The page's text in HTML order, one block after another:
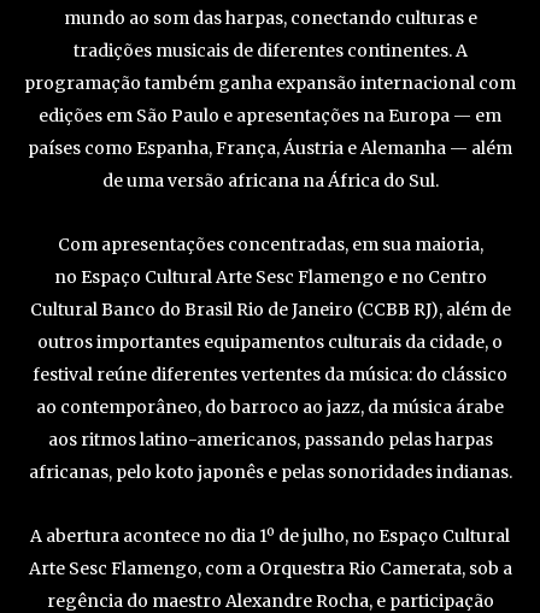
mundo ao som das harpas, conectando culturas e
tradições musicais de diferentes continentes. A
programação também ganha expansão internacional com
edições em São Paulo e apresentações na Europa — em
países como Espanha, França, Áustria e Alemanha — além
de uma versão africana na África do Sul.
Com apresentações concentradas, em sua maioria,
no Espaço Cultural Arte Sesc Flamengo e no Centro
Cultural Banco do Brasil Rio de Janeiro (CCBB RJ), além de
outros importantes equipamentos culturais da cidade, o
festival reúne diferentes vertentes da música: do clássico
ao contemporâneo, do barroco ao jazz, da música árabe
aos ritmos latino-americanos, passando pelas harpas
africanas, pelo koto japonês e pelas sonoridades indianas.
A abertura acontece no dia 1º de julho, no Espaço Cultural
Arte Sesc Flamengo, com a Orquestra Rio Camerata, sob a
regência do maestro Alexandre Rocha, e participação